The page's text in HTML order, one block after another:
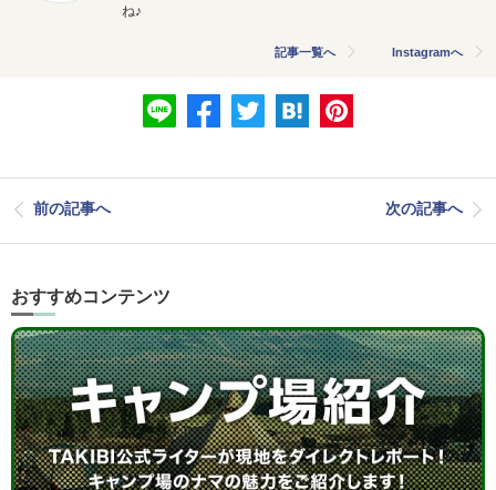
ね♪
記事一覧へ Instagramへ
前の記事へ 次の記事へ
おすすめコンテンツ